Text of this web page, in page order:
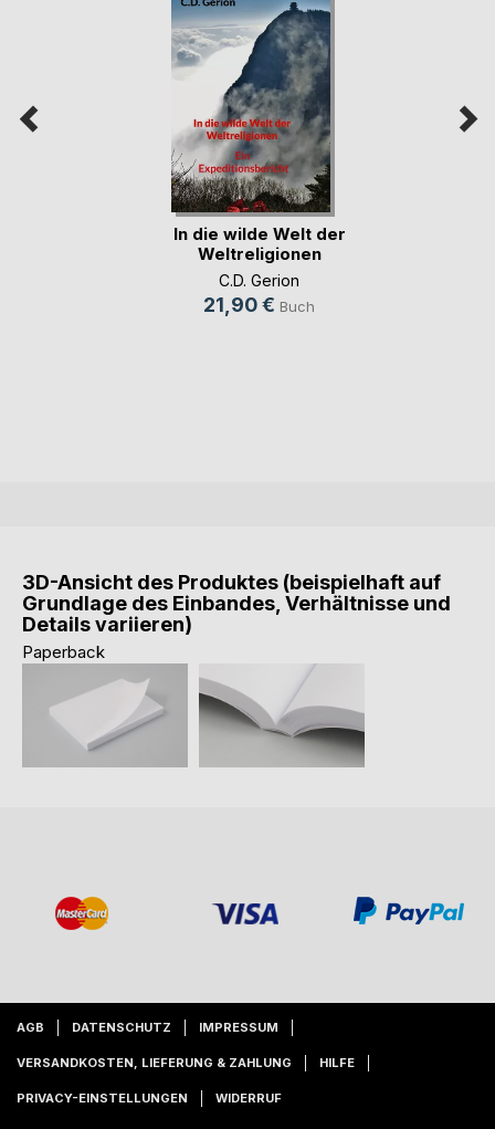
In die wilde Welt der
Weltreligionen
C.D. Gerion
21,90 € Buch
3D-Ansicht des Produktes (beispielhaft auf
Grundlage des Einbandes, Verhältnisse und
Details variieren)
Paperback
AGB DATENSCHUTZ IMPRESSUM
VERSANDKOSTEN, LIEFERUNG & ZAHLUNG HILFE
PRIVACY-EINSTELLUNGEN WIDERRUF